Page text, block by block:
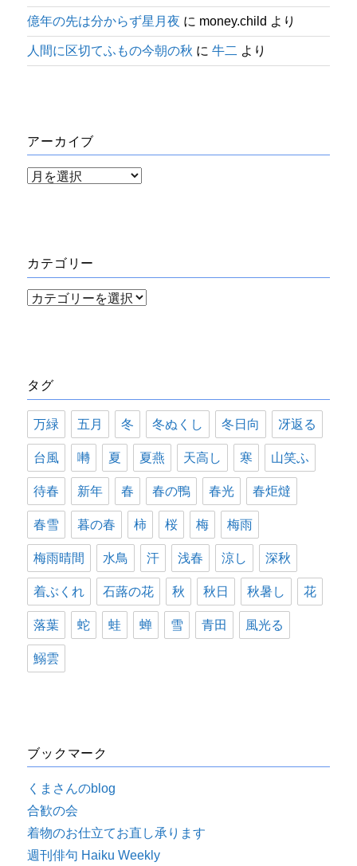
億年の先は分からず星月夜 に money.child より
人間に区切てふもの今朝の秋 に牛二 より
アーカイブ
ア
ブ
カテゴリー
カ
ー
タグ
万緑 五月 冬 冬ぬくし 冬日向 冴返る
台風 囀 夏 夏燕 天高し 寒 山笑ふ
待春 新年 春 春の鴨 春光 春炬燵
春雪 暮の春 柿 桜 梅 梅雨
梅雨晴間 水鳥 汗 浅春 涼し 深秋
着ぶくれ 石蕗の花 秋 秋日 秋暑し 花
落葉 蛇 蛙 蝉 雪 青田 風光る
鰯雲
ブックマーク
くまさんのblog
合歓の会
着物のお仕立てお直し承ります
週刊俳句 Haiku Weekly